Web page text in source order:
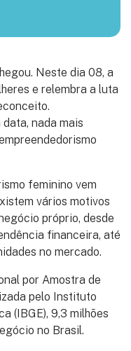
Neste dia 08, a
e relembra a luta
nada mais
feminino vem
vários motivos
próprio, desde
financeira, até
no mercado.
por Amostra de
pelo Instituto
(IBGE), 9,3 milhões
no Brasil.